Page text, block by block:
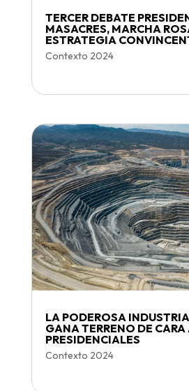
TERCER DEBATE
MASACRES, MARCHA
ESTRATEGIA
Contexto 2024
LA PODEROSA
GANA TERRENO DE CARA
PRESIDENCIALES
Contexto 2024